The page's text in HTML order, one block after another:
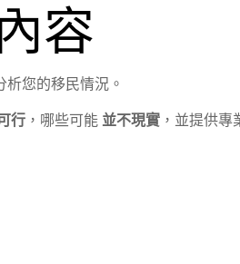
容
您的移民情況。
行 ，哪些可能 並不現實 ，並提供專